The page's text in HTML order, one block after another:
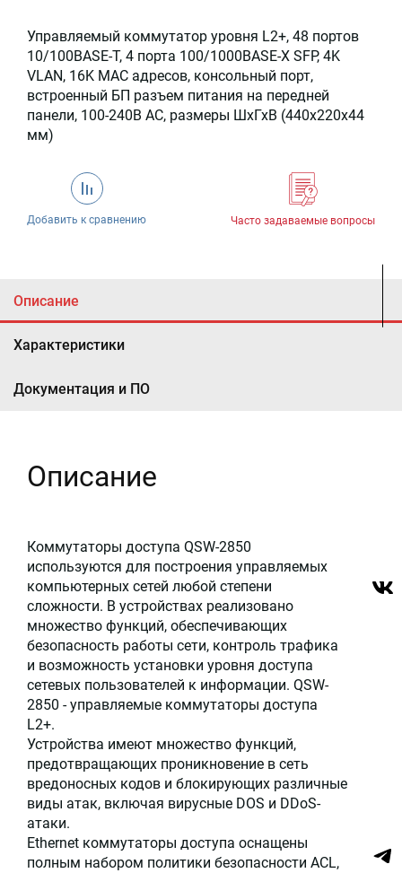
Управляемый коммутатор уровня L2+, 48 портов
10/100BASE-T, 4 порта 100/1000BASE-X SFP, 4K
VLAN, 16K MAC адресов, консольный порт,
встроенный БП разъем питания на передней
панели, 100-240В AC, размеры ШхГхВ (440x220x44
мм)
Добавить к сравнению Часто задаваемые вопросы
Описание
Характеристики
Документация и ПО
Описание
Коммутаторы доступа QSW-2850
используются для построения управляемых
компьютерных сетей любой степени
сложности. В устройствах реализовано
множество функций, обеспечивающих
безопасность работы сети, контроль трафика
и возможность установки уровня доступа
сетевых пользователей к информации. QSW-
2850 - управляемые коммутаторы доступа
L2+.
Устройства имеют множество функций,
предотвращающих проникновение в сеть
вредоносных кодов и блокирующих различные
виды атак, включая вирусные DOS и DDoS-
атаки.
Ethernet коммутаторы доступа оснащены
полным набором политики безопасности ACL,